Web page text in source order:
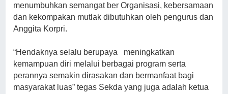
menumbuhkan semangat ber Organisasi, kebersamaan
dan kekompakan mutlak dibutuhkan oleh pengurus dan
Anggita Korpri.
“Hendaknya selalu berupaya meningkatkan
kemampuan diri melalui berbagai program serta
perannya semakin dirasakan dan bermanfaat bagi
masyarakat luas” tegas Sekda yang juga adalah ketua